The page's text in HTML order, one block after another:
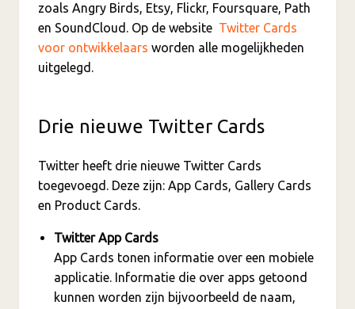
zoals Angry Birds, Etsy, Flickr, Foursquare, Path
en SoundCloud. Op de website Twitter Cards
voor ontwikkelaars worden alle mogelijkheden
uitgelegd.
Drie nieuwe Twitter Cards
Twitter heeft drie nieuwe Twitter Cards
toegevoegd. Deze zijn: App Cards, Gallery Cards
en Product Cards.
Twitter App Cards
App Cards tonen informatie over een mobiele
applicatie. Informatie die over apps getoond
kunnen worden zijn bijvoorbeeld de naam,